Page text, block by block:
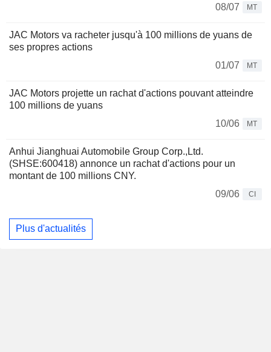
08/07
MT
JAC Motors va racheter jusqu'à 100 millions de yuans de
ses propres actions
01/07
MT
JAC Motors projette un rachat d'actions pouvant atteindre
100 millions de yuans
10/06
MT
Anhui Jianghuai Automobile Group Corp.,Ltd.
(SHSE:600418) annonce un rachat d'actions pour un
montant de 100 millions CNY.
09/06
CI
Plus d'actualités